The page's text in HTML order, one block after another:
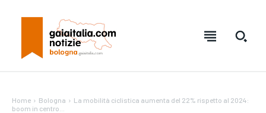
Home Bologna
La mobilità ciclistica aumenta del 22% rispetto al 2024:
boom in centro...